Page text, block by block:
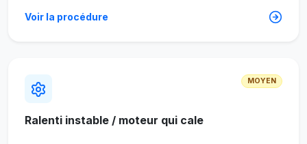
Voir la procédure
MOYEN
Ralenti instable / moteur qui cale